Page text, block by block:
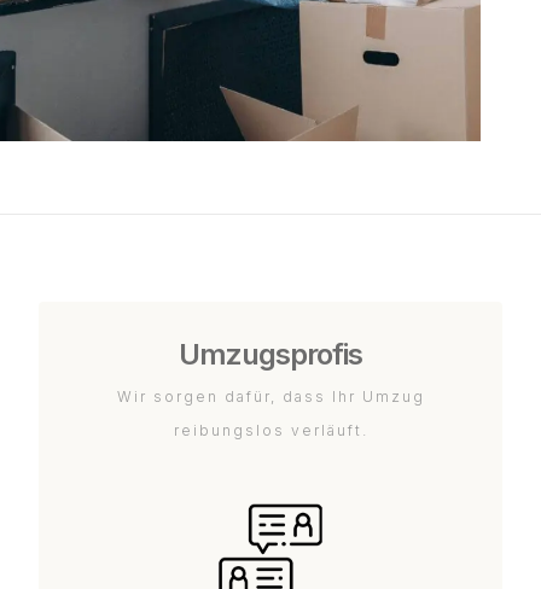
Umzugsprofis
Wir sorgen dafür, dass Ihr Umzug
reibungslos verläuft.